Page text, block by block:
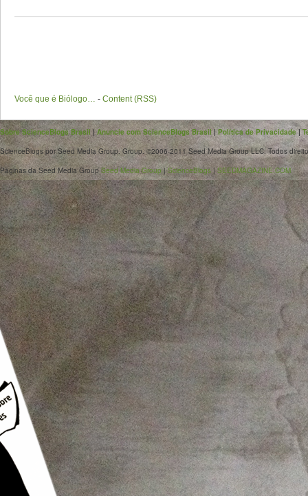
Você que é Biólogo… - Content (RSS)
Sobre ScienceBlogs Brasil|Anuncie com ScienceBlogs Brasil|Política de Privacidade|
ScienceBlogs por Seed Media Group. Group. ©2006-2011 Seed Media Group LLC. Todos
Páginas da Seed Media GroupSeed Media Group|ScienceBlogs |SEEDMAGAZINE.COM